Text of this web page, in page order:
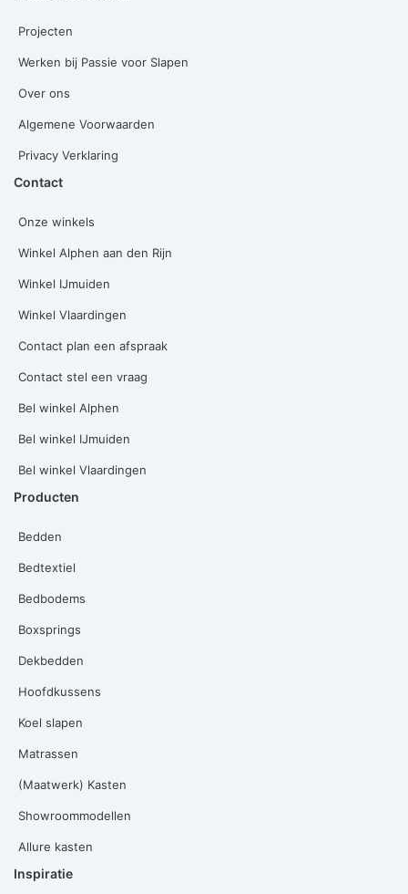
Projecten
Werken bij Passie voor Slapen
Over ons
Algemene Voorwaarden
Privacy Verklaring
Contact
Onze winkels
Winkel Alphen aan den Rijn
Winkel IJmuiden
Winkel Vlaardingen
Contact plan een afspraak
Contact stel een vraag
Bel winkel Alphen
Bel winkel IJmuiden
Bel winkel Vlaardingen
Producten
Bedden
Bedtextiel
Bedbodems
Boxsprings
Dekbedden
Hoofdkussens
Koel slapen
Matrassen
(Maatwerk) Kasten
Showroommodellen
Allure kasten
Inspiratie